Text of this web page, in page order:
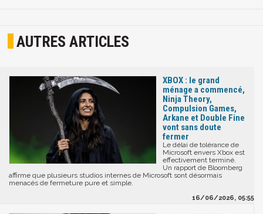
AUTRES ARTICLES
XBOX : le grand
ménage a commencé,
Ninja Theory,
Compulsion Games,
Arkane et Double Fine
vont sans doute
fermer
Le délai de tolérance de
Microsoft envers Xbox est
effectivement terminé.
Un rapport de Bloomberg
affirme que plusieurs studios internes de Microsoft sont désormais
menacés de fermeture pure et simple.
16/06/2026, 05:55